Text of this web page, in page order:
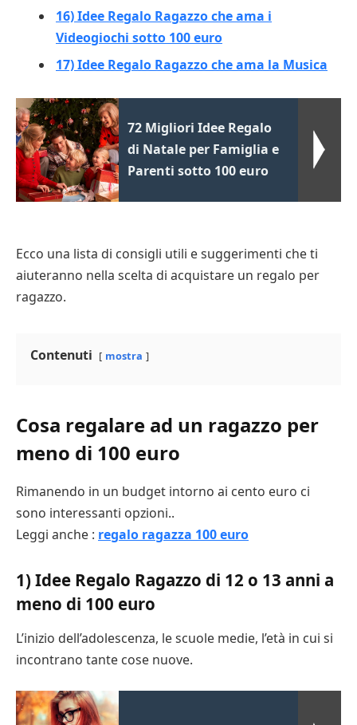
16) Idee Regalo Ragazzo che ama i
Videogiochi sotto 100 euro
17) Idee Regalo Ragazzo che ama la Musica
72 Migliori Idee Regalo
di Natale per Famiglia e
Parenti sotto 100 euro
Ecco una lista di consigli utili e suggerimenti che ti
aiuteranno nella scelta di acquistare un regalo per
ragazzo.
Contenuti mostra
Cosa regalare ad un ragazzo per
meno di 100 euro
Rimanendo in un budget intorno ai cento euro ci
sono interessanti opzioni..
Leggi anche : regalo ragazza 100 euro
1) Idee Regalo Ragazzo di 12 o 13 anni a
meno di 100 euro
L’inizio dell’adolescenza, le scuole medie, l’età in cui si
incontrano tante cose nuove.